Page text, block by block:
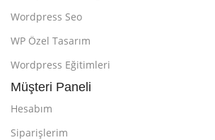
Wordpress Seo
WP Özel Tasarım
Wordpress Eğitimleri
Müşteri Paneli
Hesabım
Siparişlerim